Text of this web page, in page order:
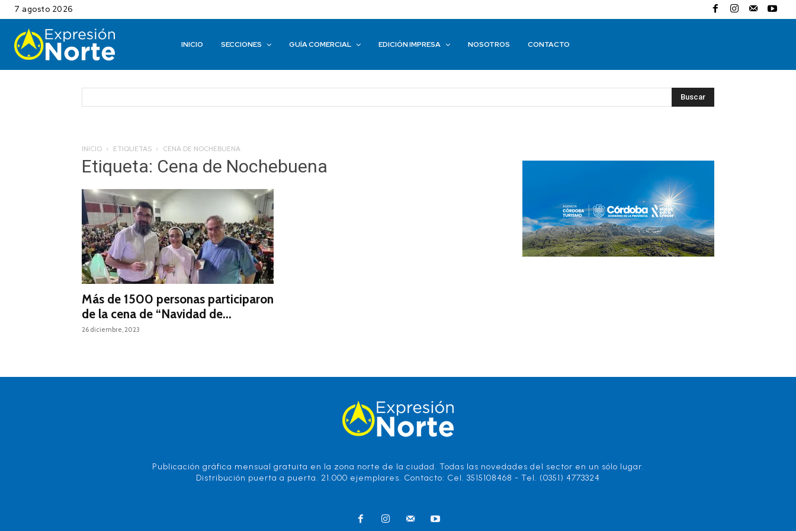
7 agosto 2026
INICIO SECCIONES GUÍA COMERCIAL EDICIÓN IMPRESA NOSOTROS CONTACTO
Buscar
INICIO ETIQUETAS CENA DE NOCHEBUENA
Etiqueta: Cena de Nochebuena
Más de 1500 personas participaron
de la cena de “Navidad de...
26 diciembre, 2023
Publicación gráfica mensual gratuita en la zona norte de la ciudad. Todas las novedades del sector en un sólo lugar.
Distribución puerta a puerta. 21.000 ejemplares. Contacto: Cel. 3515108468 - Tel. (0351) 4773324